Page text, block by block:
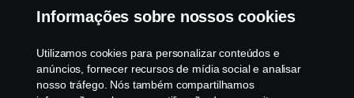
Programa de Rotulagem Veicular
Política de Cookies
Informações sobre nossos cookies
Utilizamos cookies para personalizar conteúdos e
anúncios, fornecer recursos de mídia social e analisar
nosso tráfego. Nós também compartilhamos